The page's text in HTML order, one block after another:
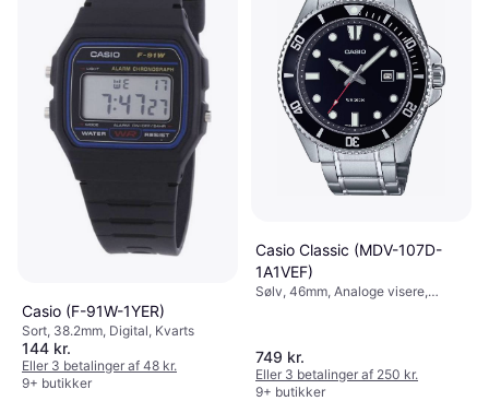
Casio (F-91W-1YER)
Sort, 38.2mm, Digital, Kvarts
144 kr.
Eller 3 betalinger af 48 kr.
9+ butikker
Casio Classic (MDV-107D-
1A1VEF)
Sølv, 46mm, Analoge visere,
749 kr.
Eller 3 betalinger af 250 kr.
9+ butikker